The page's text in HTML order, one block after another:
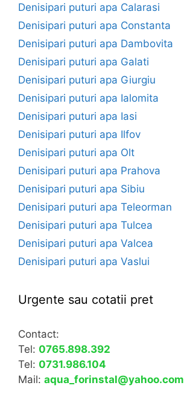
Denisipari puturi apa Calarasi
Denisipari puturi apa Constanta
Denisipari puturi apa Dambovita
Denisipari puturi apa Galati
Denisipari puturi apa Giurgiu
Denisipari puturi apa Ialomita
Denisipari puturi apa Iasi
Denisipari puturi apa Ilfov
Denisipari puturi apa Olt
Denisipari puturi apa Prahova
Denisipari puturi apa Sibiu
Denisipari puturi apa Teleorman
Denisipari puturi apa Tulcea
Denisipari puturi apa Valcea
Denisipari puturi apa Vaslui
Urgente sau cotatii pret
Contact:
Tel: 0765.898.392
Tel: 0731.986.104
Mail: aqua_forinstal@yahoo.com